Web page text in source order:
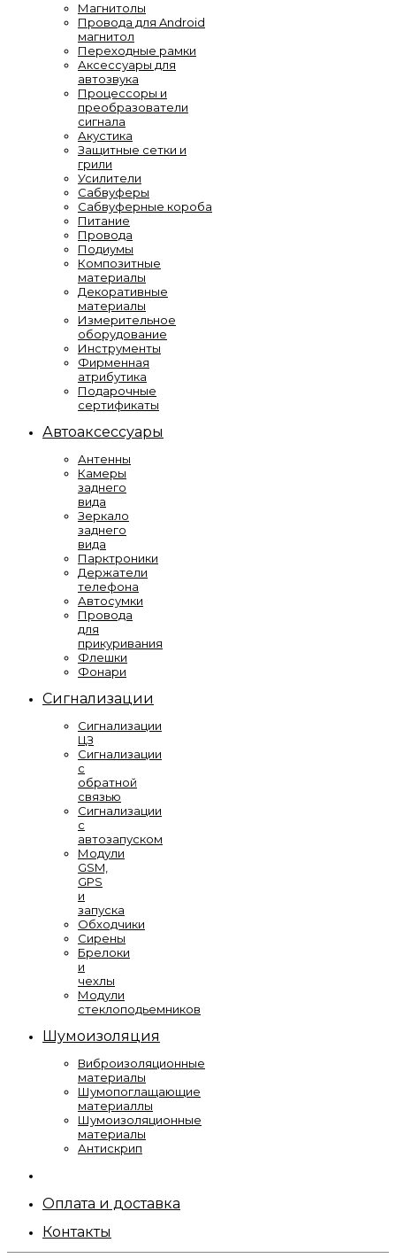
Магнитолы
Провода для Android
магнитол
Переходные рамки
Аксессуары для
автозвука
Процессоры и
преобразователи
сигнала
Акустика
Защитные сетки и
грили
Усилители
Сабвуферы
Сабвуферные короба
Питание
Провода
Подиумы
Композитные
материалы
Декоративные
материалы
Измерительное
оборудование
Инструменты
Фирменная
атрибутика
Подарочные
сертификаты
Автоаксессуары
Антенны
Камеры
заднего
вида
Зеркало
заднего
вида
Парктроники
Держатели
телефона
Автосумки
Провода
для
прикуривания
Флешки
Фонари
Сигнализации
Сигнализации
ЦЗ
Сигнализации
с
обратной
связью
Сигнализации
с
автозапуском
Модули
GSM,
GPS
и
запуска
Обходчики
Сирены
Брелоки
и
чехлы
Модули
стеклоподьемников
Шумоизоляция
Виброизоляционные
материалы
Шумопоглащающие
материаллы
Шумоизоляционные
материалы
Антискрип
Оплата и доставка
Контакты